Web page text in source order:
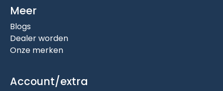
Meer
Blogs
Dealer worden
Onze merken
Account/extra